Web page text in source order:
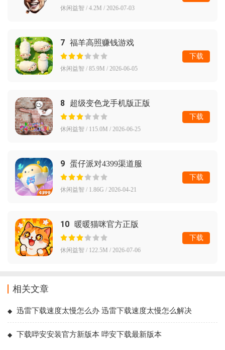
休闲益智 / 4.2M / 2026-07-03
7 福羊高照赚钱游戏
休闲益智 / 85.9M / 2026-06-05
下载
8 超级变色龙手机版正版
休闲益智 / 115.0M / 2026-06-25
下载
9 蛋仔派对4399渠道服
休闲益智 / 1.86G / 2026-04-21
下载
10 暖暖猫咪官方正版
休闲益智 / 122.5M / 2026-07-06
下载
相关文章
迅雷下载速度太慢怎么办 迅雷下载速度太慢怎么解决
下载哔安安装官方新版本 哔安下载最新版本